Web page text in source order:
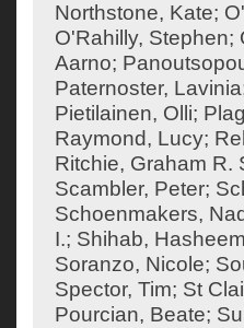
Northstone, Kate;
O'Rahilly, Stephen;
Aarno;
Paternoster, Lavinia
Pietilainen, Olli;
Raymond, Lucy;
Ritchie, Graham R.
Scambler, Peter;
Schoenmakers,
I.; Shihab, Hasheem
Soranzo, Nicole;
Spector, Tim; St
Pourcian, Beate;